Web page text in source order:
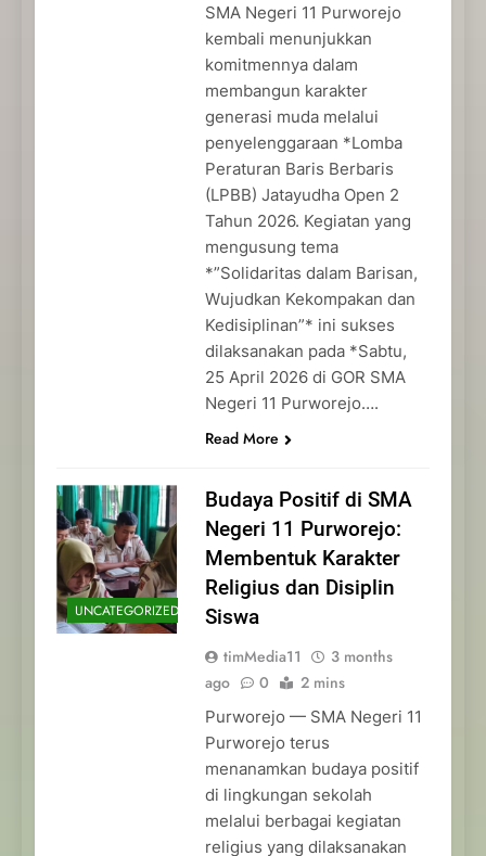
SMA Negeri 11 Purworejo
kembali menunjukkan
komitmennya dalam
membangun karakter
generasi muda melalui
penyelenggaraan *Lomba
Peraturan Baris Berbaris
(LPBB) Jatayudha Open 2
Tahun 2026. Kegiatan yang
mengusung tema
*”Solidaritas dalam Barisan,
Wujudkan Kekompakan dan
Kedisiplinan”* ini sukses
dilaksanakan pada *Sabtu,
25 April 2026 di GOR SMA
Negeri 11 Purworejo….
Read More
UNCATEGORIZED
Budaya Positif di SMA
Negeri 11 Purworejo:
Membentuk Karakter
Religius dan Disiplin
Siswa
timMedia11
3 months
ago
0 2 mins
Purworejo — SMA Negeri 11
Purworejo terus
menanamkan budaya positif
di lingkungan sekolah
melalui berbagai kegiatan
religius yang dilaksanakan